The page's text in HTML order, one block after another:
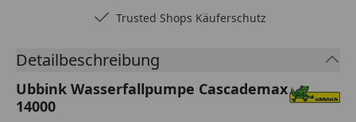
Trusted Shops Käuferschutz
Detailbeschreibung
Ubbink Wasserfallpumpe Cascademax
14000